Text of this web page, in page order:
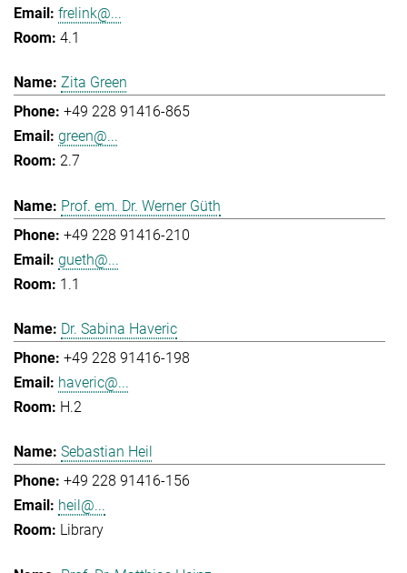
frelink@...
4.1
Zita Green
+49 228 91416-865
green@...
2.7
Prof. em. Dr. Werner Güth
+49 228 91416-210
gueth@...
1.1
Dr. Sabina Haveric
+49 228 91416-198
haveric@...
H.2
Sebastian Heil
+49 228 91416-156
heil@...
Library